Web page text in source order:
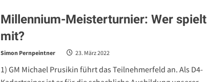
Turnier
ab?
Millennium-Meisterturnier: Wer spielt
mit?
Simon Pernpeintner 23. März 2022
1) GM Michael Prusikin führt das Teilnehmerfeld an. Als D4-